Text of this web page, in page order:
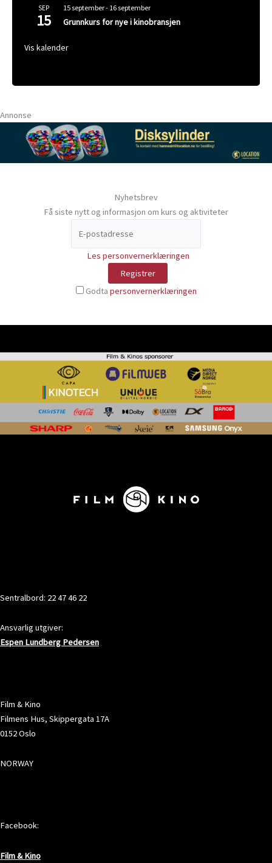
SEP
15
15 september- 16 september
Grunnkurs for nye i kinobransjen
Vis kalender
Annonse
Nyhetsbrev
Få siste nytt og informasjon om kurs og aktiviteter
Les personvernerklæringen
Godta personvernerklæringen
Sentralbord: 22 47 46 22
Ansvarlig utgiver:
Espen Lundberg Pedersen
Film & Kino
Filmens Hus, Skippergata 17A
0152 Oslo
NORWAY
Facebook:
Film & Kino